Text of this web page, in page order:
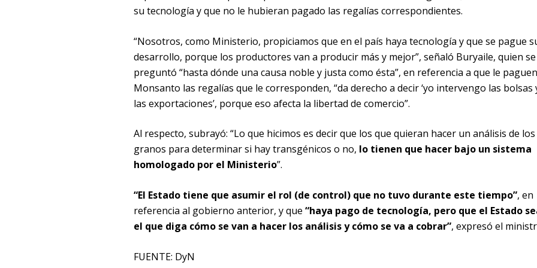
su tecnología y que no le hubieran pagado las regalías correspondientes.
“Nosotros, como Ministerio, propiciamos que en el país haya tecnología y que se pague
desarrollo, porque los productores van a producir más y mejor”, señaló Buryaile, quien se
preguntó “hasta dónde una causa noble y justa como ésta”, en referencia a que le
Monsanto las regalías que le corresponden, “da derecho a decir ‘yo intervengo las bolsas
las exportaciones’, porque eso afecta la libertad de comercio”.
Al respecto, subrayó: “Lo que hicimos es decir que los que quieran hacer un análisis de los
granos para determinar si hay transgénicos o no, lo tienen que hacer bajo un sistema
homologado por el Ministerio”.
“El Estado tiene que asumir el rol (de control) que no tuvo durante este tiempo”, en
referencia al gobierno anterior, y que “haya pago de tecnología, pero que el Estado
el que diga cómo se van a hacer los análisis y cómo se va a cobrar”, expresó el
FUENTE: DyN